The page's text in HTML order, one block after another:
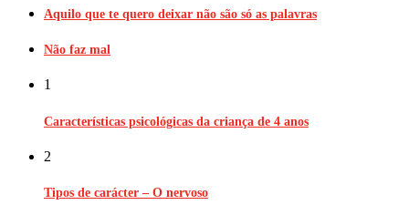
Aquilo que te quero deixar não são só as palavras
Não faz mal
1
Características psicológicas da criança de 4 anos
2
Tipos de carácter – O nervoso